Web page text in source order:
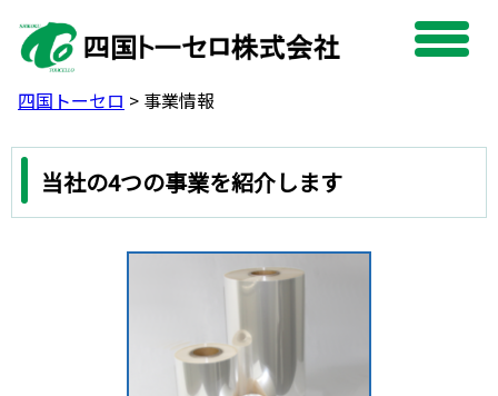
四国トーセロ > 事業情報
情
当社の4つの事業を紹介します